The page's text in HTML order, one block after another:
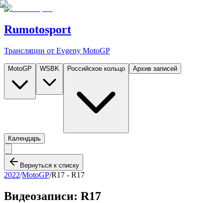
Rumotosport
Трансляции от Evgeny MotoGP
MotoGP WSBK Российское кольцо Архив записей
Календарь
Вернуться к списку
2022/MotoGP/R17 - R17
Видеозаписи: R17